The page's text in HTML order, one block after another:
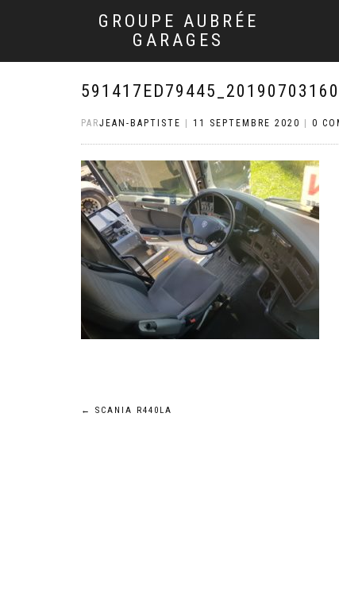
GROUPE AUBRÉE
GARAGES
PARJEAN-BAPTISTE 11 SEPTEMBRE 2020 0
Navigation
← SCANIA R440LA